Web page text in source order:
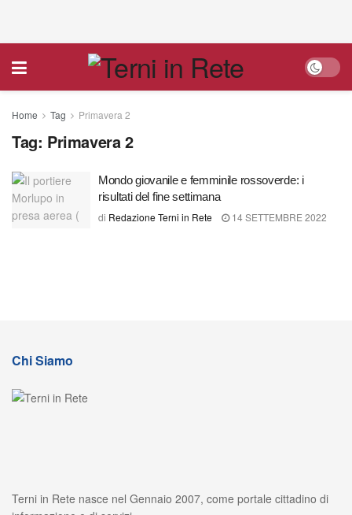
Home Tag Primavera 2
Tag: Primavera 2
Mondo giovanile e femminile rossoverde: i
risultati del fine settimana
di Redazione Terni in Rete 14 SETTEMBRE 2022
Chi Siamo
Terni in Rete nasce nel Gennaio 2007, come portale cittadino di